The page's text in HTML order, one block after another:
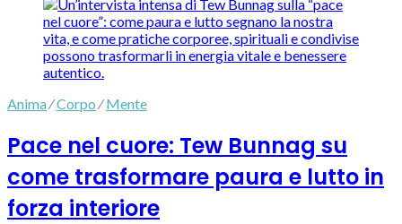
Anima⁄Corpo ⁄Mente
Pace nel cuore: Tew Bunnag su
come trasformare paura e lutto in
forza interiore